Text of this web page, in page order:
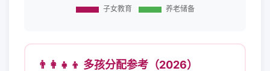
👨‍👩‍👧‍👦 多孩分配参考（2026）